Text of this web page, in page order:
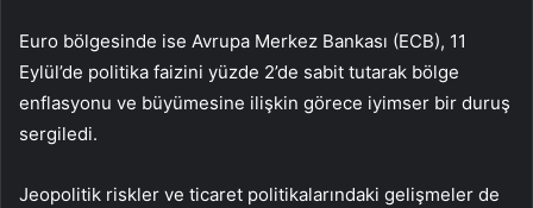
Euro bölgesinde ise Avrupa Merkez Bankası (ECB), 11
Eylül’de politika faizini yüzde 2’de sabit tutarak bölge
enflasyonu ve büyümesine ilişkin görece iyimser bir duruş
sergiledi.
Jeopolitik riskler ve ticaret politikalarındaki gelişmeler de